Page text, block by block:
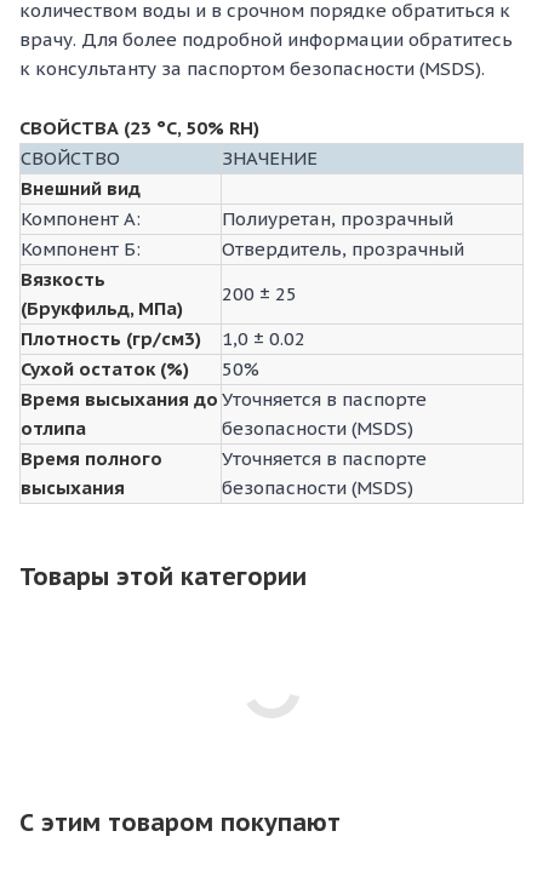
количеством воды и в срочном порядке обратиться к
врачу. Для более подробной информации обратитесь
к консультанту за паспортом безопасности (MSDS).
СВОЙСТВА (23 °C, 50% RH)
СВОЙСТВО
ЗНАЧЕНИЕ
Внешний вид
Компонент A:
Полиуретан, прозрачный
Компонент Б:
Отвердитель, прозрачный
Вязкость
(Брукфильд, МПа)
200 ± 25
Плотность (гр/см3)
1,0 ± 0.02
Сухой остаток (%)
50%
Время высыхания до
отлипа
Уточняется в паспорте
безопасности (MSDS)
Время полного
высыхания
Уточняется в паспорте
безопасности (MSDS)
Товары этой категории
С этим товаром покупают